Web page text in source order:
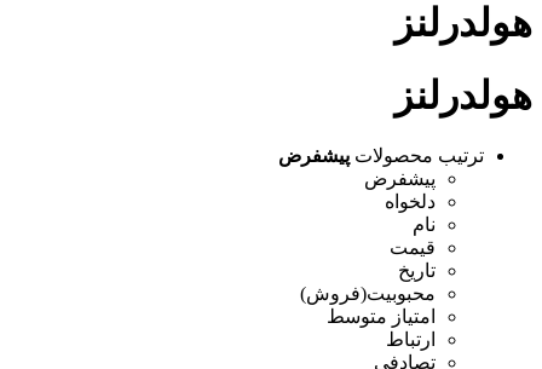
هولدرلنز
هولدرلنز
ترتیب محصولات پیشفرض
پیشفرض
دلخواه
نام
قیمت
تاریخ
محبوبیت(فروش)
امتیاز متوسط
ارتباط
تصادفی